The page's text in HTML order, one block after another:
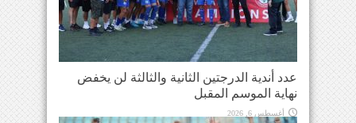
عدد أندية الدرجتين الثانية والثالثة لن يخفض
نهاية الموسم المقبل
أغسطس 6, 2026